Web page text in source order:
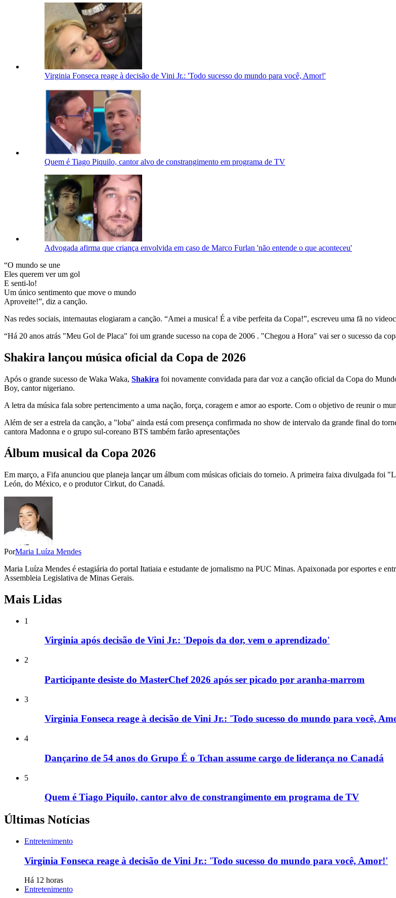
Virginia Fonseca reage à decisão de Vini Jr.: 'Todo sucesso do mundo para você, Amor!'
Quem é Tiago Piquilo, cantor alvo de constrangimento em programa de TV
Advogada afirma que criança envolvida em caso de Marco Furlan 'não entende o que aconteceu'
“O mundo se une
Eles querem ver um gol
E senti-lo!
Um único sentimento que move o mundo
Aproveite!”, diz a canção.
Nas redes sociais, internautas elogiaram a canção. “Amei a musica! É a vibe perfeita da Copa!”, escreveu uma fã no
“Há 20 anos atrás "Meu Gol de Placa" foi um grande sucesso na copa de 2006 . "Chegou a Hora" vai ser o sucesso da
Shakira lançou música oficial da Copa de 2026
Após o grande sucesso de Waka Waka, Shakira foi novamente convidada para dar voz a canção oficial da Copa do
Boy, cantor nigeriano.
A letra da música fala sobre pertencimento a uma nação, força, coragem e amor ao esporte. Com o objetivo de reunir o
Além de ser a estrela da canção, a "loba" ainda está com presença confirmada no show de intervalo da grande final do
cantora Madonna e o grupo sul-coreano BTS também farão apresentações
Álbum musical da Copa 2026
Em março, a Fifa anunciou que planeja lançar um álbum com músicas oficiais do torneio. A primeira faixa divulgada foi
León, do México, e o produtor Cirkut, do Canadá.
PorMaria Luíza Mendes
Maria Luíza Mendes é estagiária do portal Itatiaia e estudante de jornalismo na PUC Minas. Apaixonada por esportes e
Assembleia Legislativa de Minas Gerais.
Mais Lidas
1
Virginia após decisão de Vini Jr.: 'Depois da dor, vem o aprendizado'
2
Participante desiste do MasterChef 2026 após ser picado por aranha-marrom
3
Virginia Fonseca reage à decisão de Vini Jr.: 'Todo sucesso do mundo para você,
4
Dançarino de 54 anos do Grupo É o Tchan assume cargo de liderança no Canadá
5
Quem é Tiago Piquilo, cantor alvo de constrangimento em programa de TV
Últimas Notícias
Entretenimento
Virginia Fonseca reage à decisão de Vini Jr.: 'Todo sucesso do mundo para você, Amor!'
Há 12 horas
Entretenimento